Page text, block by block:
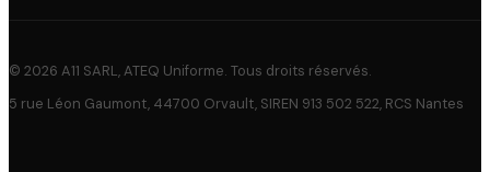
© 2026 A11 SARL, ATEQ Uniforme. Tous droits réservés.
5 rue Léon Gaumont, 44700 Orvault, SIREN 913 502 522, RCS Nantes